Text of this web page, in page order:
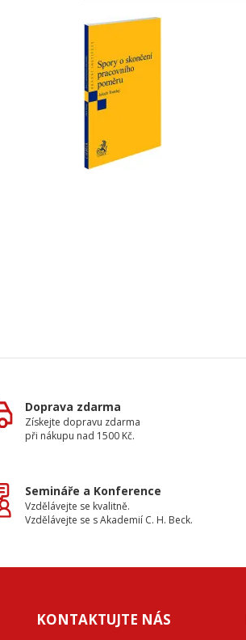
Doprava zdarma
Získejte dopravu zdarma
při nákupu nad 1500 Kč.
Semináře a Konference
Vzdělávejte se kvalitně.
Vzdělávejte se s Akademií C. H. Beck.
KONTAKTUJTE NÁS